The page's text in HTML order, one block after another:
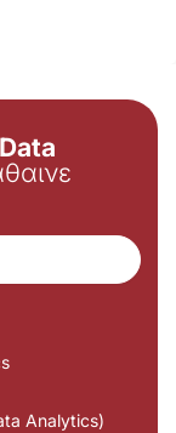
Data
Analytics)